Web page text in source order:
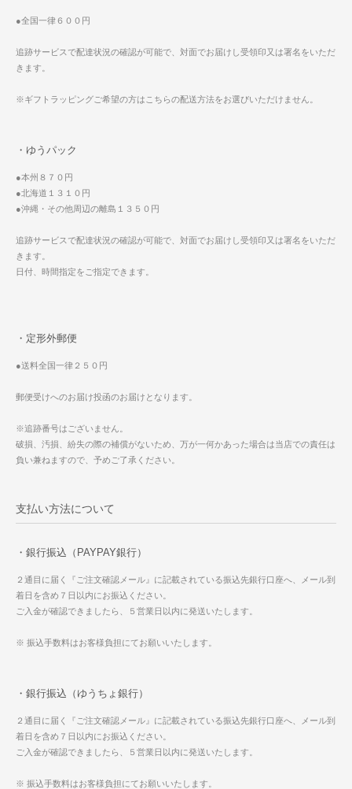
●全国一律６００円
追跡サービスで配達状況の確認が可能で、対面でお届けし受領印又は署名をいただ
きます。
※ギフトラッピングご希望の方はこちらの配送方法をお選びいただけません。
・ゆうパック
●本州８７０円
●北海道１３１０円
●沖縄・その他周辺の離島１３５０円
追跡サービスで配達状況の確認が可能で、対面でお届けし受領印又は署名をいただ
きます。
日付、時間指定をご指定できます。
・定形外郵便
●送料全国一律２５０円
郵便受けへのお届け投函のお届けとなります。
※追跡番号はございません。
破損、汚損、紛失の際の補償がないため、万が一何かあった場合は当店での責任は
負い兼ねますので、予めご了承ください。
支払い方法について
・銀行振込（PAYPAY銀行）
２通目に届く『ご注文確認メール』に記載されている振込先銀行口座へ、メール到
着日を含め７日以内にお振込ください。
ご入金が確認できましたら、５営業日以内に発送いたします。
※ 振込手数料はお客様負担にてお願いいたします。
・銀行振込（ゆうちょ銀行）
２通目に届く『ご注文確認メール』に記載されている振込先銀行口座へ、メール到
着日を含め７日以内にお振込ください。
ご入金が確認できましたら、５営業日以内に発送いたします。
※ 振込手数料はお客様負担にてお願いいたします。